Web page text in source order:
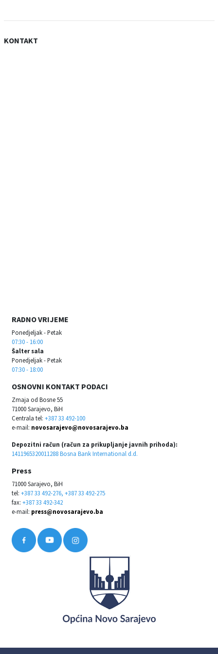
KONTAKT
RADNO VRIJEME
Ponedjeljak - Petak
07:30 - 16:00
Šalter sala
Ponedjeljak - Petak
07:30 - 18:00
OSNOVNI KONTAKT PODACI
Zmaja od Bosne 55
71000 Sarajevo, BiH
Centrala tel: +387 33 492-100
e-mail: novosarajevo@novosarajevo.ba
Depozitni račun (račun za prikupljanje javnih prihoda):
1411965320011288 Bosna Bank International d.d.
Press
71000 Sarajevo, BiH
tel: +387 33 492-276, +387 33 492-275
fax: +387 33 492-342
e-mail: press@novosarajevo.ba